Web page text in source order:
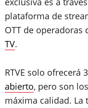
plataforma de
OTT de operadoras
TV.
RTVE solo ofrecerá
abierto, pero son
máxima calidad.